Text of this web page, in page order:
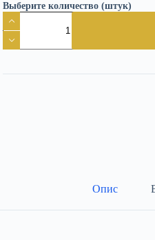
Выберите количество (штук)
Спирт
Люкс
96,3%
кількість
Опис